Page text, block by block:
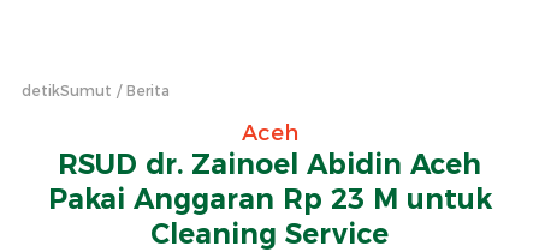
detikSumut Berita
Aceh
RSUD dr. Zainoel Abidin Aceh
Pakai Anggaran Rp 23 M untuk
Cleaning Service